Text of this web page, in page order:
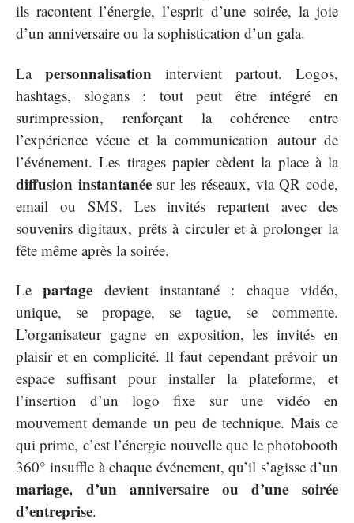
ils racontent l’énergie, l’esprit d’une soirée, la joie
d’un anniversaire ou la sophistication d’un gala.
La personnalisation intervient partout. Logos,
hashtags, slogans : tout peut être intégré en
surimpression, renforçant la cohérence entre
l’expérience vécue et la communication autour de
l’événement. Les tirages papier cèdent la place à la
diffusion instantanéesur les réseaux, via QR code,
email ou SMS. Les invités repartent avec des
souvenirs digitaux, prêts à circuler et à prolonger la
fête même après la soirée.
Lepartage devient instantané : chaque vidéo,
unique, se propage, se tague, se commente.
L’organisateur gagne en exposition, les invités en
plaisir et en complicité. Il faut cependant prévoir un
espace suffisant pour installer la plateforme, et
l’insertion d’un logo fixe sur une vidéo en
mouvement demande un peu de technique. Mais ce
qui prime, c’est l’énergie nouvelle que le photobooth
360° insuffle à chaque événement, qu’il s’agisse d’un
mariage, d’un anniversaire ou d’une soirée
d’entreprise.